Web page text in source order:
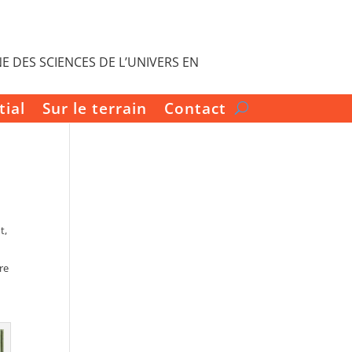
DES SCIENCES DE L’UNIVERS EN
Sur le terrain Contact